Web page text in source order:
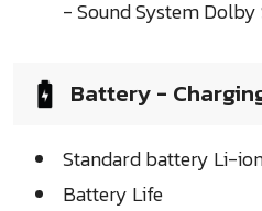
- Sound System
Battery -
Standard battery Li-
Battery Life